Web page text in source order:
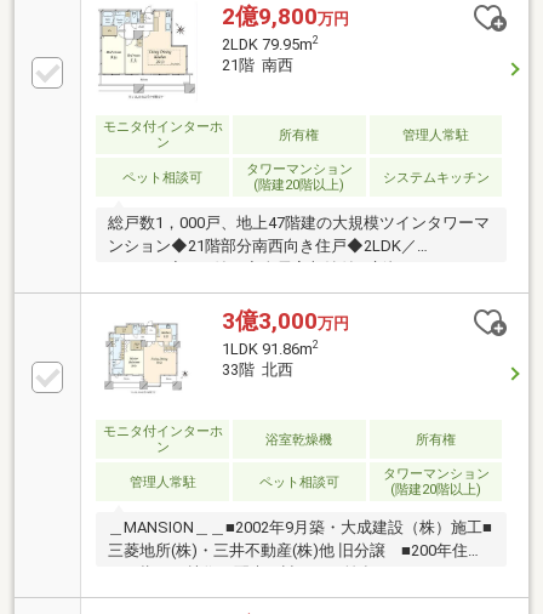
ロジェクトにより誕生◆ホテルライクな内廊下設計
◆24時間各階ゴミステーション利用可能（粗大ごみは
除く）◆地上47階建て21階部分住戸◆ベッドルームに
収納を多く採用し、収納豊富◆L字型キッチン採用◆
ベッドルームの最天井高は2，600ｍｍを採用し、開放
的な住空間を演出
2億9,800万円
2LDK 79.95m2
21階 南西
モニタ付インターホ
ン
所有権 管理人常駐
ペット相談可
タワーマンション
(階建20階以上)
システムキッチン
総戸数1，000戸、地上47階建の大規模ツインタワーマ
ンション◆21階部分南西向き住戸◆2LDK／
（2025年12月完成済）■ キッチン 新規交換
■ 建具 新規交換■ LDダウンライト 新
規設置■ クロス 貼替■ フローリング 張
替
3億3,000万円
1LDK 91.86m2
33階 北西
モニタ付インターホ
ン
浴室乾燥機 所有権
管理人常駐 ペット相談可
タワーマンション
(階建20階以上)
＿MANSION＿＿■2002年9月築・大成建設（株）施工■
三菱地所(株)・三井不動産(株)他 旧分譲 ■200年住宅
ク 世界のTOKYOのランドマークとして、時代の変化